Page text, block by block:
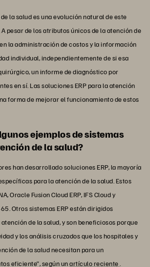
la salud es una evolución natural de este
pesar de los atributos únicos de la atención de
la administración de costos y la información
individual, independientemente de si esa
un informe de diagnóstico por
en sí. Las soluciones ERP para la atención
forma de mejorar el funcionamiento de estos
ejemplos de sistemas
de la salud?
han desarrollado soluciones ERP, la mayoría
para la atención de la salud. Estos
Oracle Fusion Cloud ERP, IFS Cloud y
Otros sistemas ERP están dirigidos
de la salud, y son beneficiosos porque
y los análisis cruzados que los hospitales y
de la salud necesitan para un
eficiente”, según unartículo reciente